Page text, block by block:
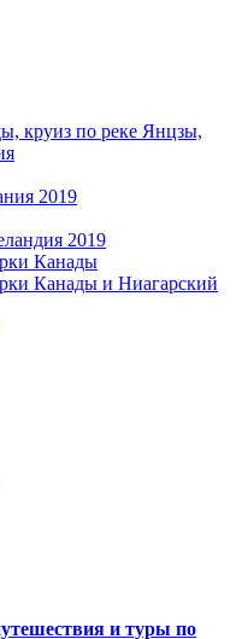
круиз по реке Янцзы,
2019
2019
Канады
Канады и Ниагарский
и туры по